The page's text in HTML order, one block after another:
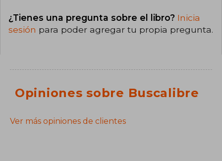
¿Tienes una pregunta sobre el libro? Inicia
sesión para poder agregar tu propia pregunta.
Opiniones sobre Buscalibre
Ver más opiniones de clientes